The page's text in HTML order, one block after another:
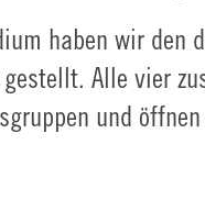
haben wir den
Alle vier
und